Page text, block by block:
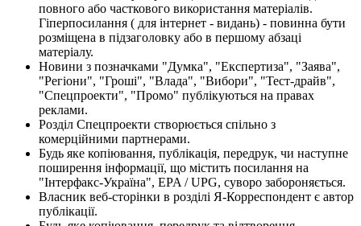
повного або часткового використання матеріалів.
Гіперпосилання ( для інтернет - видань) - повинна бути
розміщена в підзаголовку або в першому абзаці
матеріалу.
Новини з позначками "Думка", "Експертиза", "Заява",
"Регіони", "Гроші", "Влада", "Вибори", "Тест-драйв",
"Спецпроекти", "Промо" публікуються на правах
реклами.
Розділ Спецпроекти створюється спільно з
комерційними партнерами.
Будь яке копіювання, публікація, передрук, чи наступне
поширення інформації, що містить посилання на
"Інтерфакс-Україна", EPA / UPG, суворо забороняється.
Власник веб-сторінки в розділі Я-Корреспондент є автор
публікації.